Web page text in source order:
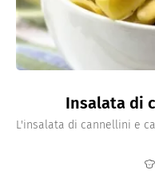
Insalata di
L'insalata di cannellini e